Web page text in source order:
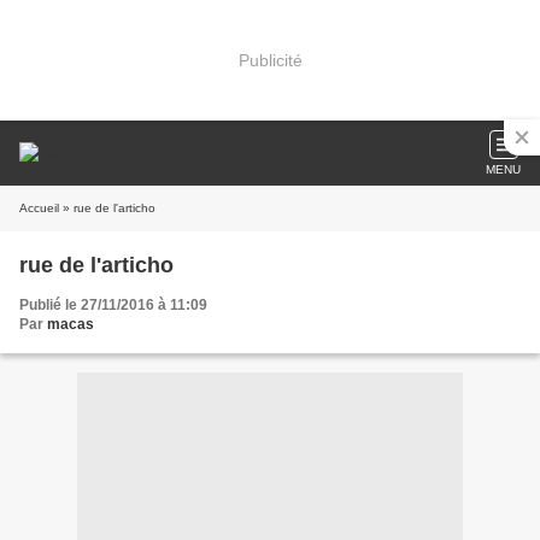
Publicité
MENU
Accueil » rue de l'articho
rue de l'articho
Publié le 27/11/2016 à 11:09
Par macas